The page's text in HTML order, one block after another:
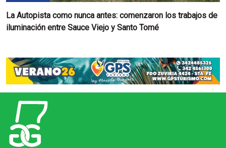
La Autopista como nunca antes: comenzaron los trabajos de
iluminación entre Sauce Viejo y Santo Tomé